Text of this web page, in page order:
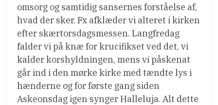
omsorg og samtidig sansernes forståelse af,
hvad der sker. Fx afklæder vi alteret i kirken
efter skærtorsdagsmessen. Langfredag
falder vi på knæ for krucifikset ved det, vi
kalder korshyldningen, mens vi påskenat
går ind i den mørke kirke med tændte lys i
hænderne og for første gang siden
Askeonsdag igen synger Halleluja. Alt dette